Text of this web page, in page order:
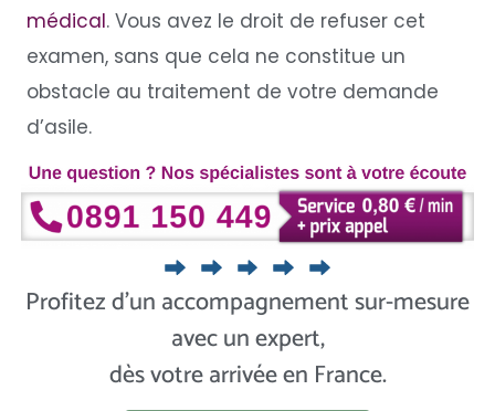
médical. Vous avez le droit de refuser cet
examen, sans que cela ne constitue un
obstacle au traitement de votre demande
d’asile.
Profitez d’un accompagnement sur-mesure
avec un expert,
dès votre arrivée en France.